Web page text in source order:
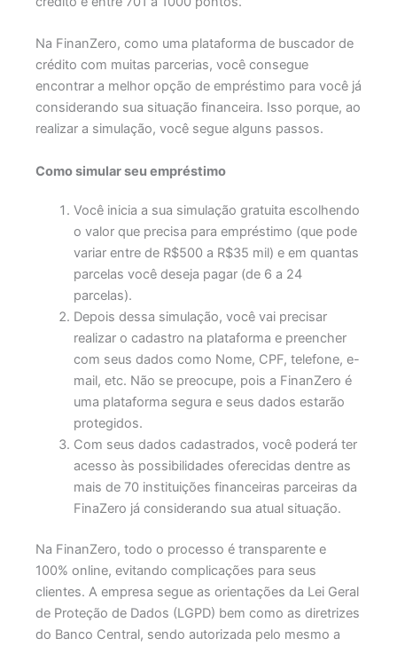
Na FinanZero, como uma plataforma de buscador de
crédito com muitas parcerias, você consegue
encontrar a melhor opção de empréstimo para você já
considerando sua situação financeira. Isso porque, ao
realizar a simulação, você segue alguns passos.
Como simular seu empréstimo
Você inicia a sua simulação gratuita escolhendo
o valor que precisa para empréstimo (que pode
variar entre de R$500 a R$35 mil) e em quantas
parcelas você deseja pagar (de 6 a 24
parcelas).
Depois dessa simulação, você vai precisar
realizar o cadastro na plataforma e preencher
com seus dados como Nome, CPF, telefone, e-
mail, etc. Não se preocupe, pois a FinanZero é
uma plataforma segura e seus dados estarão
protegidos.
Com seus dados cadastrados, você poderá ter
acesso às possibilidades oferecidas dentre as
mais de 70 instituições financeiras parceiras da
FinaZero já considerando sua atual situação.
Na FinanZero, todo o processo é transparente e
100% online, evitando complicações para seus
clientes. A empresa segue as orientações da Lei Geral
de Proteção de Dados (LGPD) bem como as diretrizes
do Banco Central, sendo autorizada pelo mesmo a